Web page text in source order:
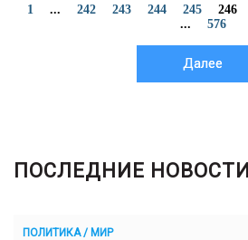
1 ... 242 243 244 245 246
...
576
Далее
ПОСЛЕДНИЕ НОВОСТИ
ПОЛИТИКА / МИР